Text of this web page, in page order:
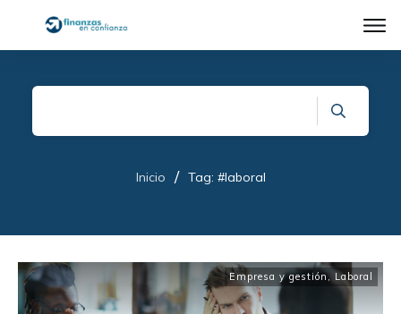
Inicio / Tag: #laboral
Empresa y gestión, Laboral